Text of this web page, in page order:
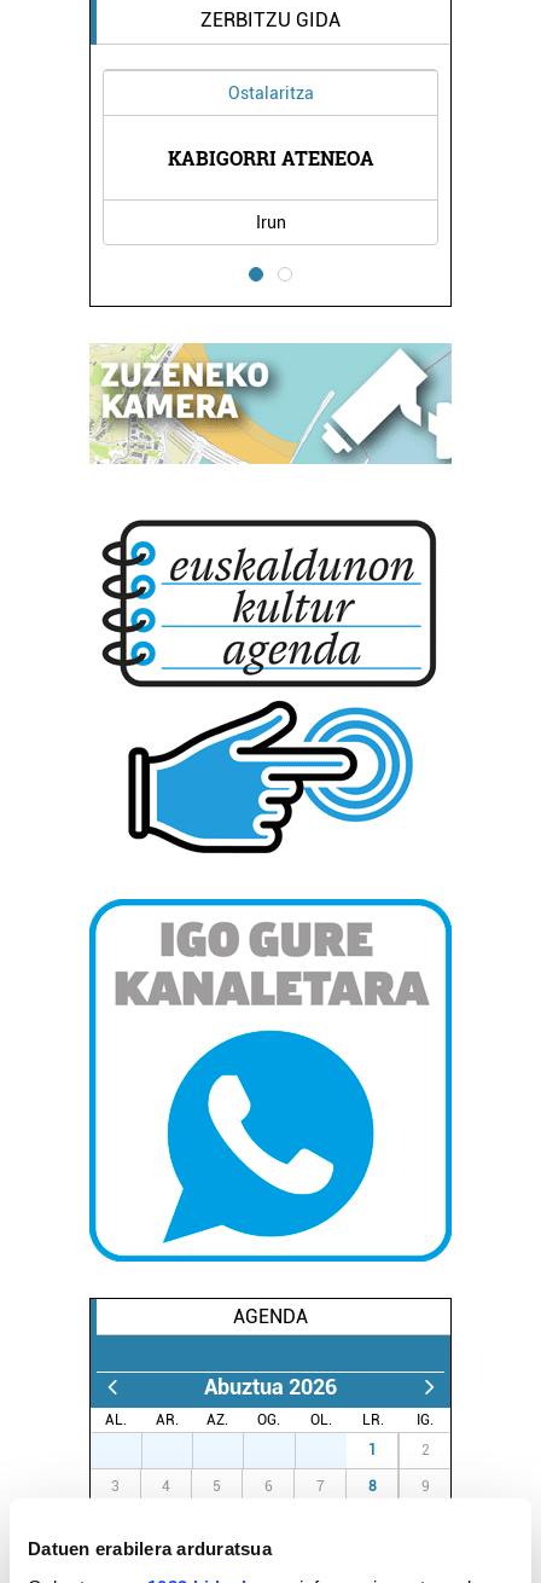
Datuen erabilera arduratsua
ZERBITZU GIDA
Ostalaritza
KABIGORRI ATENEOA
Irun
AGENDA
Abuztua 2026
AL. AR. AZ. OG. OL. LR.
IG.
1 2
3 4 5 6 7 8 9
17 18 19 20